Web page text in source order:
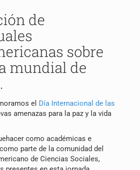
Pesquisar
por:
de
sobre
mundial de
el Día Internacional de las
amenazas para la paz y la vida
como académicas e
parte de la comunidad del
de Ciencias Sociales,